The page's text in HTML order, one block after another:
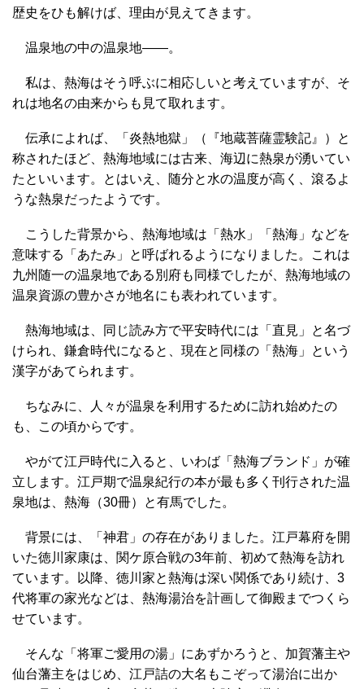
歴史をひも解けば、理由が見えてきます。
温泉地の中の温泉地――。
私は、熱海はそう呼ぶに相応しいと考えていますが、そ
れは地名の由来からも見て取れます。
伝承によれば、「炎熱地獄」（『地蔵菩薩霊験記』）と
称されたほど、熱海地域には古来、海辺に熱泉が湧いてい
たといいます。とはいえ、随分と水の温度が高く、滾るよ
うな熱泉だったようです。
こうした背景から、熱海地域は「熱水」「熱海」などを
意味する「あたみ」と呼ばれるようになりました。これは
九州随一の温泉地である別府も同様でしたが、熱海地域の
温泉資源の豊かさが地名にも表われています。
熱海地域は、同じ読み方で平安時代には「直見」と名づ
けられ、鎌倉時代になると、現在と同様の「熱海」という
漢字があてられます。
ちなみに、人々が温泉を利用するために訪れ始めたの
も、この頃からです。
やがて江戸時代に入ると、いわば「熱海ブランド」が確
立します。江戸期で温泉紀行の本が最も多く刊行された温
泉地は、熱海（30冊）と有馬でした。
背景には、「神君」の存在がありました。江戸幕府を開
いた徳川家康は、関ケ原合戦の3年前、初めて熱海を訪れ
ています。以降、徳川家と熱海は深い関係であり続け、3
代将軍の家光などは、熱海湯治を計画して御殿までつくら
せています。
そんな「将軍ご愛用の湯」にあずかろうと、加賀藩主や
仙台藩主をはじめ、江戸詰の大名もこぞって湯治に出か